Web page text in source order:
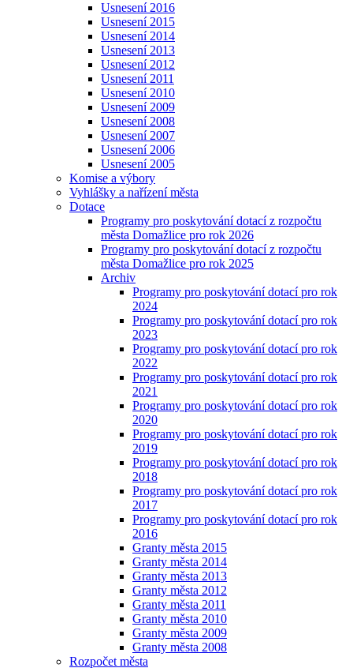
Usnesení 2016
Usnesení 2015
Usnesení 2014
Usnesení 2013
Usnesení 2012
Usnesení 2011
Usnesení 2010
Usnesení 2009
Usnesení 2008
Usnesení 2007
Usnesení 2006
Usnesení 2005
Komise a výbory
Vyhlášky a nařízení města
Dotace
Programy pro poskytování dotací z rozpočtu
města Domažlice pro rok 2026
Programy pro poskytování dotací z rozpočtu
města Domažlice pro rok 2025
Archiv
Programy pro poskytování dotací pro rok
2024
Programy pro poskytování dotací pro rok
2023
Programy pro poskytování dotací pro rok
2022
Programy pro poskytování dotací pro rok
2021
Programy pro poskytování dotací pro rok
2020
Programy pro poskytování dotací pro rok
2019
Programy pro poskytování dotací pro rok
2018
Programy pro poskytování dotací pro rok
2017
Programy pro poskytování dotací pro rok
2016
Granty města 2015
Granty města 2014
Granty města 2013
Granty města 2012
Granty města 2011
Granty města 2010
Granty města 2009
Granty města 2008
Rozpočet města